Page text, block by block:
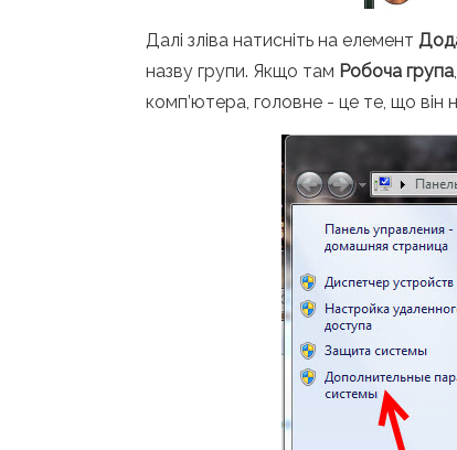
Далі зліва натисніть на елемент
назву групи. Якщо там Робоча група
комп’ютера, головне - це те, що